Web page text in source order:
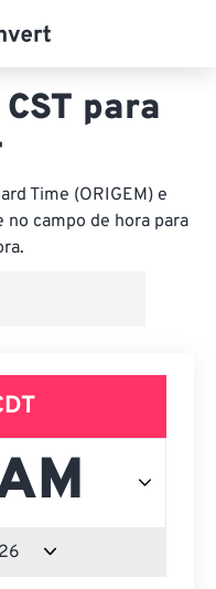
para
Time (ORIGEM) e
no campo de hora para